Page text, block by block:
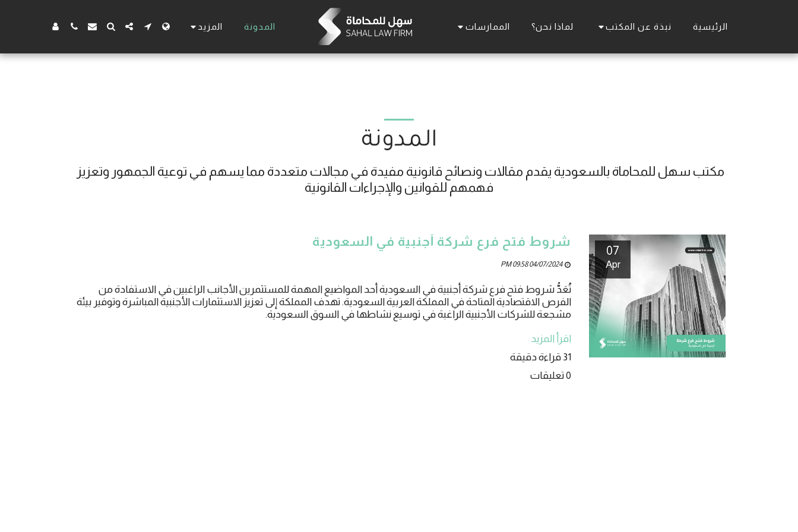
الرئيسية نبذة عن المكتب لماذا نحن؟ الممارسات المدونة المزيد
المدونة
فهمهم للقوانين والإجراءات القانونية
07
Apr
شروط فتح فرع شركة أجنبية في السعودية
04/07/2024 09:58 PM
تُعَدُّ شروط فتح فرع شركة أجنبية في السعودية أحد المواضيع المهمة للمستثمرين الأجانب الراغبين في الاستفادة من
الفرص الاقتصادية المتاحة في المملكة العربية السعودية. تهدف المملكة إلى تعزيز الاستثمارات الأجنبية المباشرة وتوفير بيئة
مشجعة للشركات الأجنبية الراغبة في توسيع نشاطها في السوق السعودية.
اقرأ المزيد
31 قراءة دقيقة
0 تعليقات